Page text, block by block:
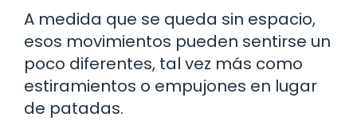
A medida que se queda sin espacio,
esos movimientos pueden sentirse un
poco diferentes, tal vez más como
estiramientos o empujones en lugar
de patadas.